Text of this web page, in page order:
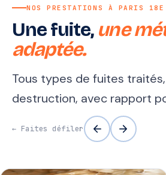
NOS PRESTATIONS À PARIS 18E
Une fuite, une
adaptée.
Tous types de fuites
destruction, avec rapport
← Faites défiler arrow_back arrow_forward